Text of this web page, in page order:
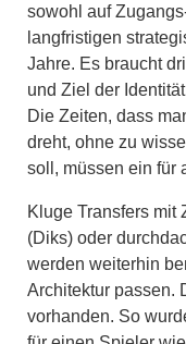
sowohl auf
langfristigen
Jahre. Es braucht
und Ziel der
Die Zeiten, dass
dreht, ohne zu
soll, müssen ein für
Kluge Transfers mit
(Diks) oder
werden weiterhin
Architektur passen.
vorhanden. So